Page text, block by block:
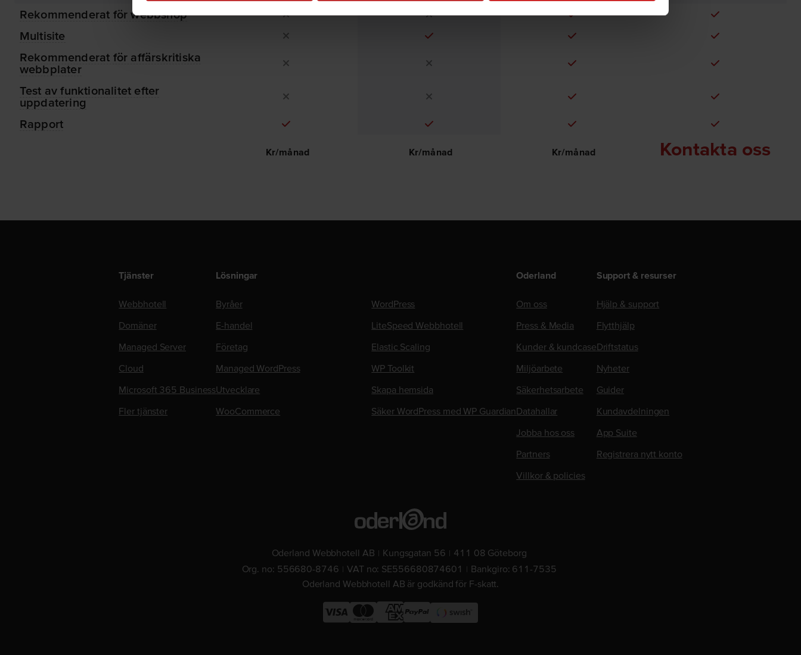
Rekommenderat för webbshop
Multisite
Rekommenderat för affärskritiska
webbplater
Test av funktionalitet efter
uppdatering
Rapport
Kr/månad Kr/månad Kr/månad Kontakta oss
Tjänster
Webbhotell
Domäner
Managed Server
Cloud
Microsoft 365 Business
Fler tjänster
Lösningar
Byråer
E-handel
Företag
Managed WordPress
Utvecklare
WooCommerce
WordPress
LiteSpeed Webbhotell
Elastic Scaling
WP Toolkit
Skapa hemsida
Säker WordPress med WP Guardian
Oderland
Om oss
Press & Media
Kunder & kundcase
Miljöarbete
Säkerhetsarbete
Datahallar
Jobba hos oss
Partners
Villkor & policies
Support & resurser
Hjälp & support
Flytthjälp
Driftstatus
Nyheter
Guider
Kundavdelningen
App Suite
Registrera nytt konto
Oderland Webbhotell AB Kungsgatan 56
411 08 Göteborg
Org. no: 556680-8746
VAT no: SE556680874601
Bankgiro: 611-7535
Oderland Webbhotell AB är godkänd för F-skatt.